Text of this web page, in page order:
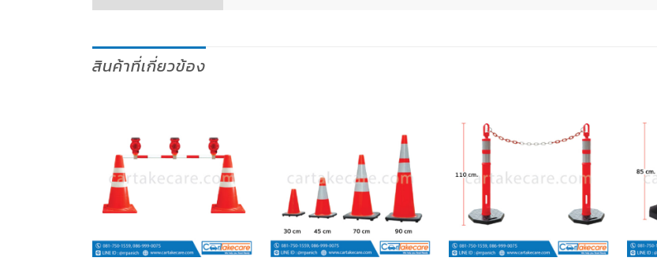
สินค้าที่เกี่ยวข้อง
เพิ่มไป
ยัง
รายการ
โปรด
เพิ่มไป
ยัง
รายการ
โปรด
เพิ่มไป
ยัง
รายการ
โปรด